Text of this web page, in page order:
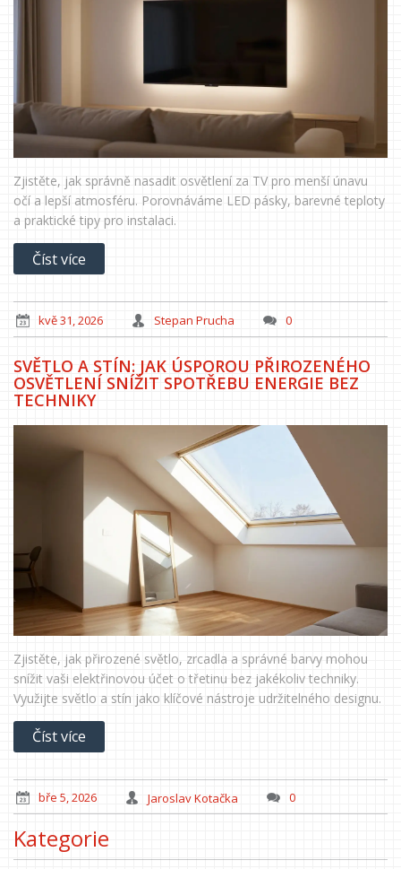
Zjistěte, jak správně nasadit osvětlení za TV pro menší únavu
očí a lepší atmosféru. Porovnáváme LED pásky, barevné teploty
a praktické tipy pro instalaci.
Číst více
kvě 31, 2026 Stepan Prucha 0
SVĚTLO A STÍN: JAK ÚSPOROU PŘIROZENÉHO
OSVĚTLENÍ SNÍŽIT SPOTŘEBU ENERGIE BEZ
TECHNIKY
Zjistěte, jak přirozené světlo, zrcadla a správné barvy mohou
snížit vaši elektřinovou účet o třetinu bez jakékoliv techniky.
Využijte světlo a stín jako klíčové nástroje udržitelného designu.
Číst více
bře 5, 2026 Jaroslav Kotačka 0
Kategorie